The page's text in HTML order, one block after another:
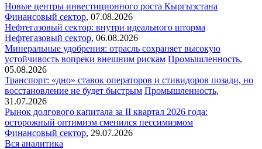
Новые центры инвестиционного роста Кыргызстана
Финансовый сектор, 07.08.2026
Нефтегазовый сектор: внутри идеального шторма
Нефтегазовый сектор, 06.08.2026
Минеральные удобрения: отрасль сохраняет высокую
устойчивость вопреки внешним рискам Промышленность,
05.08.2026
Транспорт: «дно» ставок операторов и стивидоров позади, но
восстановление не будет быстрым Промышленность,
31.07.2026
Рынок долгового капитала за II квартал 2026 года:
осторожный оптимизм сменился пессимизмом
Финансовый сектор, 29.07.2026
Вся аналитика